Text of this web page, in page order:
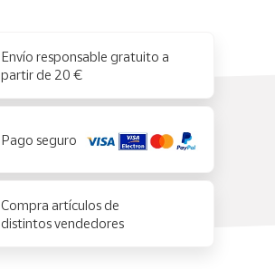
Envío responsable gratuito a
partir de 20 €
Pago seguro
Compra artículos de
distintos vendedores